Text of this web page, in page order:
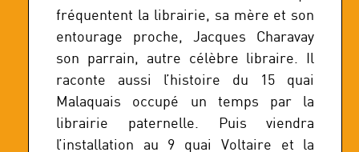
fréquentent la librairie, sa mère et son
entourage proche, Jacques Charavay
son parrain, autre célèbre libraire. Il
raconte aussi l’histoire du 15 quai
Malaquais occupé un temps par la
librairie paternelle. Puis viendra
l’installation au 9 quai Voltaire et la